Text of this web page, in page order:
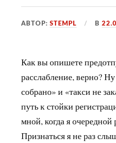
АВТОР:STEMPL В
Как вы опишете
расслабление, верно?
собрано» и «такси не
путь к стойки
мной, когда я очередной
Признаться я не раз